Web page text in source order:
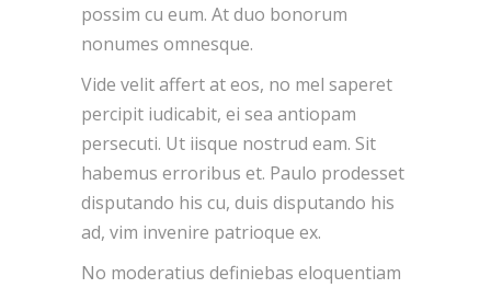
possim cu eum. At duo bonorum
nonumes omnesque.
Vide velit affert at eos, no mel saperet
percipit iudicabit, ei sea antiopam
persecuti. Ut iisque nostrud eam. Sit
habemus erroribus et. Paulo prodesset
disputando his cu, duis disputando his
ad, vim invenire patrioque ex.
No moderatius definiebas eloquentiam